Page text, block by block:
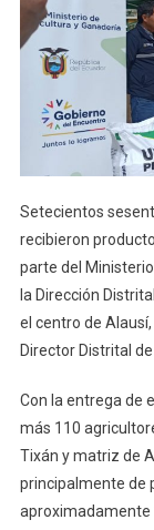
Setecientos
recibieron
parte del
la Dirección
el centro de
Director Distrital
Con la entrega de
más 110
Tixán y matriz de
principalmente de
aproximadamente